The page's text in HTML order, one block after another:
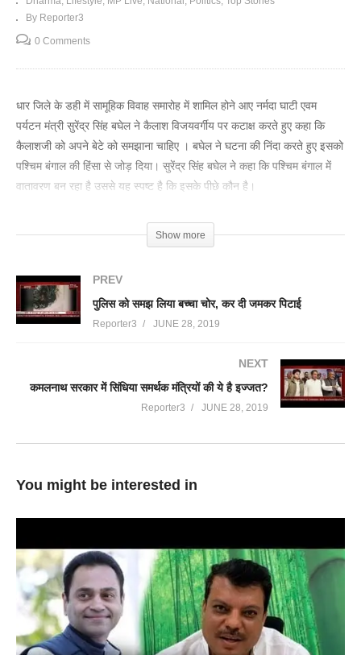
By Reporter3
0 Comments
धार जिले के डही में सामूहिक विवाह समारोह में शामिल होने आए नर्मदा घाटी एवम
पर्यटन मंत्री सुरेंद्र सिंह बघेल ने कैलाश विजयवर्गीय पर कटाक्ष करते हुए कहा कि
कैलाशजी को अपने बेटे को समझाना चाहिए । बघेल ने घटना की निंदा करते हुए इसको
पश्चिम बंगाल की हिंसा से जोड़ दिया। सुरेंद्र सिंह बघेल ने कहा कि पश्चिम बंगाल में
वातावरण बन रहा है उससे यह स्पष्ट है कि इसके पीछे कौन है।
Show more
PREV
पुलिस को समझ लिया बच्चा चोर, कर दी जमकर पिटाई
Reporter3 JUNE 28, 2019
NEXT
कमलनाथ सरकार में सिंधिया समर्थक मंत्रियों की ये है इज्जत?
Reporter3 JUNE 28, 2019
You might be interested in